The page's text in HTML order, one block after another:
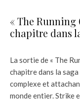
« The Running
chapitre dans
La sortie de « The
chapitre dans la
complexe et
monde entier. Strike